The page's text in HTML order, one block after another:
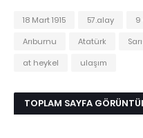
18 Mart 1915 57.alay 9
Arıburnu
Atatürk
at heykel
ulaşım
TOPLAM SAYFA